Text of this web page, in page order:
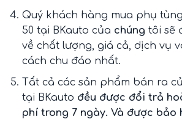
Quý khách hàng mua phụ
50 tại BKauto của chúng tôi sẽ
về chất lượng, giá cả, dịch vụ
cách chu đáo nhất.
Tất cả các sản phẩm bán ra
tại BKauto đều được đổi trả
phí trong 7 ngày. Và được bảo